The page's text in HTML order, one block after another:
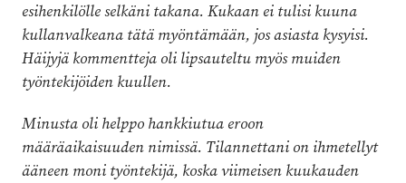
esihenkilölle selkäni takana. Kukaan ei tulisi kuuna
kullanvalkeana tätä myöntämään, jos asiasta kysyisi.
Häijyjä kommentteja oli lipsauteltu myös muiden
työntekijöiden kuullen.
Minusta oli helppo hankkiutua eroon
määräaikaisuuden nimissä. Tilannettani on ihmetellyt
ääneen moni työntekijä, koska viimeisen kuukauden